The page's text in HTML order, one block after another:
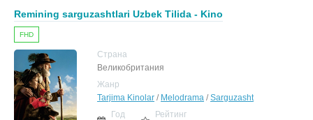
Remining sarguzashtlari Uzbek Tilida - Kino
FHD
Страна
Великобритания
Жанр
Tarjima Kinolar / Melodrama /Sarguzasht
Год
Рейтинг